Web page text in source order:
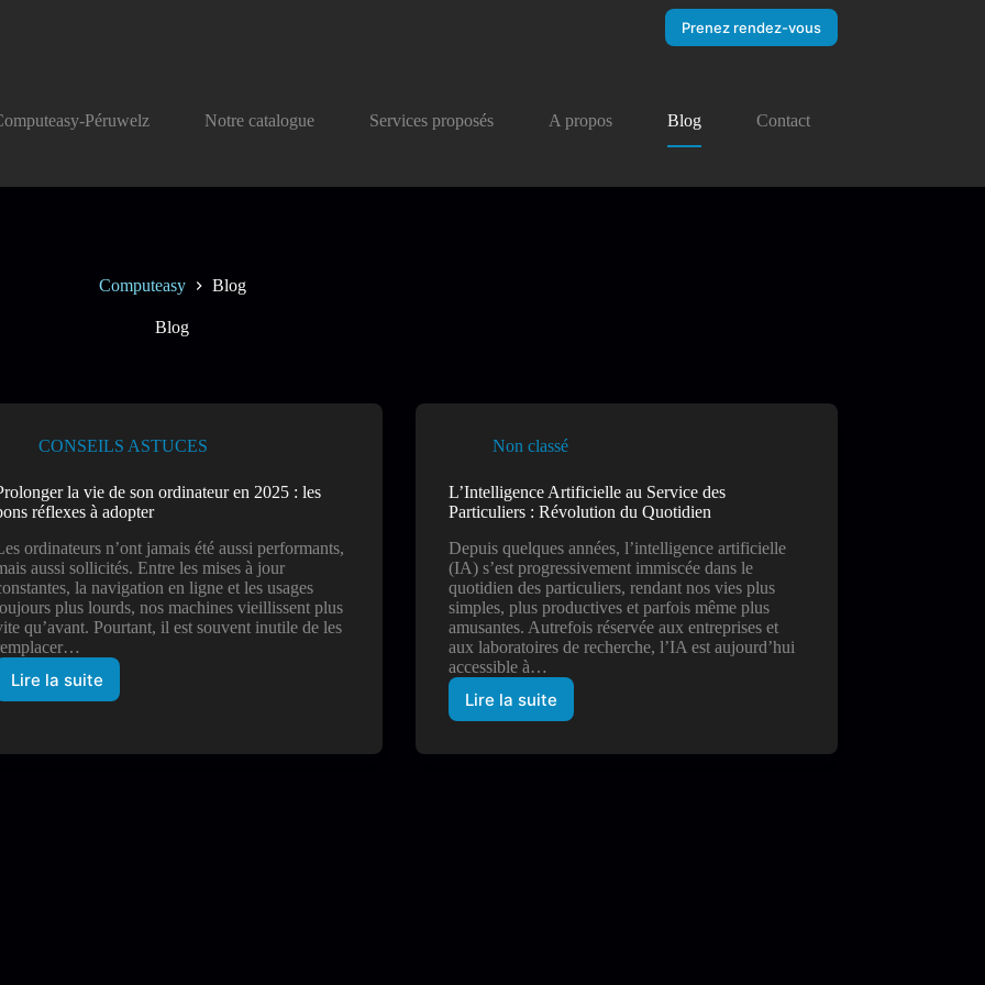
Prenez rendez-vous
Péruwelz Notre catalogue Services proposés A propos Blog Contact
Computeasy Blog
Blog
CONSEILS ASTUCES
la vie de son ordinateur en 2025 : les
réflexes à adopter
ordinateurs n’ont jamais été aussi performants,
aussi sollicités. Entre les mises à jour
la navigation en ligne et les usages
plus lourds, nos machines vieillissent plus
qu’avant. Pourtant, il est souvent inutile de les
Lire la suite
Prolonger
de
Non classé
L’Intelligence Artificielle au Service des
Particuliers : Révolution du Quotidien
Depuis quelques années, l’intelligence artificielle
(IA) s’est progressivement immiscée dans le
quotidien des particuliers, rendant nos vies plus
simples, plus productives et parfois même plus
amusantes. Autrefois réservée aux entreprises et
aux laboratoires de recherche, l’IA est aujourd’hui
accessible à…
Lire la suiteL’Intelligence
au